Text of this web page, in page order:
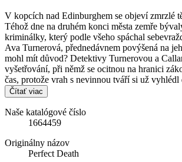
V kopcích nad Edinburghem se objeví zmrzlé
Téhož dne na druhém konci města zemře
kriminálky, který podle všeho spáchal
Ava Turnerová, přednedávnem povýšená na
mohl mít důvod? Detektivy Turnerovou a
vyšetřování, při němž se ocitnou na hranici
čas, protože vrah s nevinnou tváří si už vyhlédl
Čítať viac
Naše katalógové číslo
1664459
Originálny názov
Perfect Death